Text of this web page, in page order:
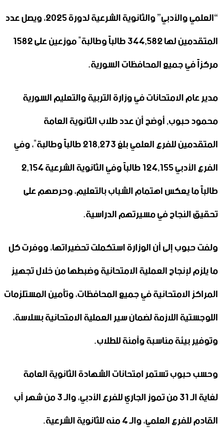
“العلمي والأدبي” والثانوية الشرعية لدورة 2025، ويصل عدد
المتقدمين لها 344,582 طالباً وطالبةً موزعين على 1582
مركزاً في جميع المحافظات السورية.
مدير عام الامتحانات في وزارة التربية والتعليم السورية
محمود حبوب, أوضح أن عدد طلاب الثانوية العامة
المتقدمين للفرع العلمي بلغ 218,273 طالباً وطالبةً، وفي
الفرع الأدبي 124,155 طالباً وفي الثانوية الشرعية 2,154
طالباً ما يعكس اهتمام الشباب بالتعليم، وحرصهم على
تحقيق النجاح في مسيرتهم الدراسية.
ولفت حبوب إلى أن الوزارة استكملت تحضيراتها، ووفرت كل
ما يلزم لإنجاح العملية الامتحانية وضبطها من خلال تجهيز
المراكز الامتحانية في جميع المحافظات، وتأمين المستلزمات
اللوجستية اللازمة لضمان سير العملية الامتحانية بسلاسة،
وتوفير بيئة مناسبة وآمنة للطلاب.
وحسب حبوب تستمر امتحانات الشهادة الثانوية العامة
لغاية الـ 31 من تموز الجاري للفرع الأدبي، والـ 3 من شهر آب
القادم للفرع العلمي، والـ 4 منه للثانوية الشرعية.